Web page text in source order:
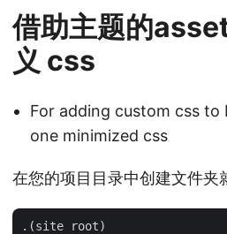
借助主题的
义 css
For adding custom css to
one minimized css
在您的项目目录中创建文件夹
.(site root)